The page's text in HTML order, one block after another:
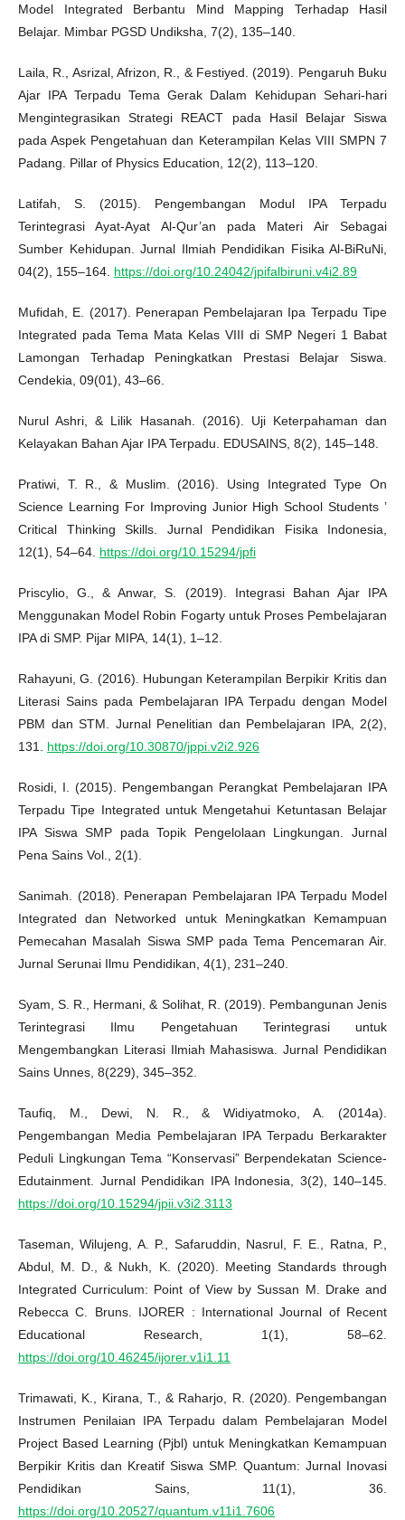
Model Integrated Berbantu Mind Mapping Terhadap Hasil
Belajar. Mimbar PGSD Undiksha, 7(2), 135–140.
Laila, R., Asrizal, Afrizon, R., & Festiyed. (2019). Pengaruh Buku
Ajar IPA Terpadu Tema Gerak Dalam Kehidupan Sehari-hari
Mengintegrasikan Strategi REACT pada Hasil Belajar Siswa
pada Aspek Pengetahuan dan Keterampilan Kelas VIII SMPN 7
Padang. Pillar of Physics Education, 12(2), 113–120.
Latifah, S. (2015). Pengembangan Modul IPA Terpadu
Terintegrasi Ayat-Ayat Al-Qur’an pada Materi Air Sebagai
Sumber Kehidupan. Jurnal Ilmiah Pendidikan Fisika Al-BiRuNi,
04(2), 155–164. https://doi.org/10.24042/jpifalbiruni.v4i2.89
Mufidah, E. (2017). Penerapan Pembelajaran Ipa Terpadu Tipe
Integrated pada Tema Mata Kelas VIII di SMP Negeri 1 Babat
Lamongan Terhadap Peningkatkan Prestasi Belajar Siswa.
Cendekia, 09(01), 43–66.
Nurul Ashri, & Lilik Hasanah. (2016). Uji Keterpahaman dan
Kelayakan Bahan Ajar IPA Terpadu. EDUSAINS, 8(2), 145–148.
Pratiwi, T. R., & Muslim. (2016). Using Integrated Type On
Science Learning For Improving Junior High School Students ’
Critical Thinking Skills. Jurnal Pendidikan Fisika Indonesia,
12(1), 54–64. https://doi.org/10.15294/jpfi
Priscylio, G., & Anwar, S. (2019). Integrasi Bahan Ajar IPA
Menggunakan Model Robin Fogarty untuk Proses Pembelajaran
IPA di SMP. Pijar MIPA, 14(1), 1–12.
Rahayuni, G. (2016). Hubungan Keterampilan Berpikir Kritis dan
Literasi Sains pada Pembelajaran IPA Terpadu dengan Model
PBM dan STM. Jurnal Penelitian dan Pembelajaran IPA, 2(2),
131. https://doi.org/10.30870/jppi.v2i2.926
Rosidi, I. (2015). Pengembangan Perangkat Pembelajaran IPA
Terpadu Tipe Integrated untuk Mengetahui Ketuntasan Belajar
IPA Siswa SMP pada Topik Pengelolaan Lingkungan. Jurnal
Pena Sains Vol., 2(1).
Sanimah. (2018). Penerapan Pembelajaran IPA Terpadu Model
Integrated dan Networked untuk Meningkatkan Kemampuan
Pemecahan Masalah Siswa SMP pada Tema Pencemaran Air.
Jurnal Serunai Ilmu Pendidikan, 4(1), 231–240.
Syam, S. R., Hermani, & Solihat, R. (2019). Pembangunan Jenis
Terintegrasi Ilmu Pengetahuan Terintegrasi untuk
Mengembangkan Literasi Ilmiah Mahasiswa. Jurnal Pendidikan
Sains Unnes, 8(229), 345–352.
Taufiq, M., Dewi, N. R., & Widiyatmoko, A. (2014a).
Pengembangan Media Pembelajaran IPA Terpadu Berkarakter
Peduli Lingkungan Tema “Konservasi” Berpendekatan Science-
Edutainment. Jurnal Pendidikan IPA Indonesia, 3(2), 140–145.
https://doi.org/10.15294/jpii.v3i2.3113
Taseman, Wilujeng, A. P., Safaruddin, Nasrul, F. E., Ratna, P.,
Abdul, M. D., & Nukh, K. (2020). Meeting Standards through
Integrated Curriculum: Point of View by Sussan M. Drake and
Rebecca C. Bruns. IJORER : International Journal of Recent
Educational Research, 1(1), 58–62.
https://doi.org/10.46245/ijorer.v1i1.11
Trimawati, K., Kirana, T., & Raharjo, R. (2020). Pengembangan
Instrumen Penilaian IPA Terpadu dalam Pembelajaran Model
Project Based Learning (Pjbl) untuk Meningkatkan Kemampuan
Berpikir Kritis dan Kreatif Siswa SMP. Quantum: Jurnal Inovasi
Pendidikan Sains, 11(1), 36.
https://doi.org/10.20527/quantum.v11i1.7606